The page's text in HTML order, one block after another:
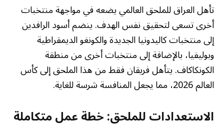
تأهل العراق للملحق العالمي يضعه في مواجهة منتخبات
أخرى تسعى لتحقيق نفس الهدف. ينضم أسود الرافدين
إلى منتخبات كاليدونيا الجديدة والكونغو الديمقراطية
وبوليفيا، بالإضافة إلى منتخبات أخرى من منطقة
الكونكاكاف. يتأهل فريقان فقط من هذا الملحق إلى كأس
العالم 2026، مما يجعل المنافسة شرسة للغاية.
الاستعدادات للملحق: خطة عمل متكاملة